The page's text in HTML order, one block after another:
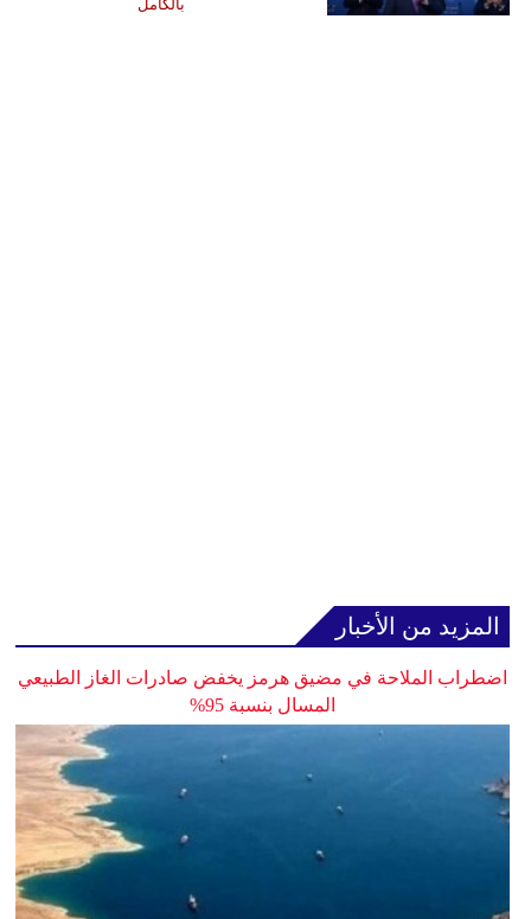
بالكامل
المزيد من الأخبار
اضطراب الملاحة في مضيق هرمز يخفض صادرات الغاز الطبيعي
المسال بنسبة 95%